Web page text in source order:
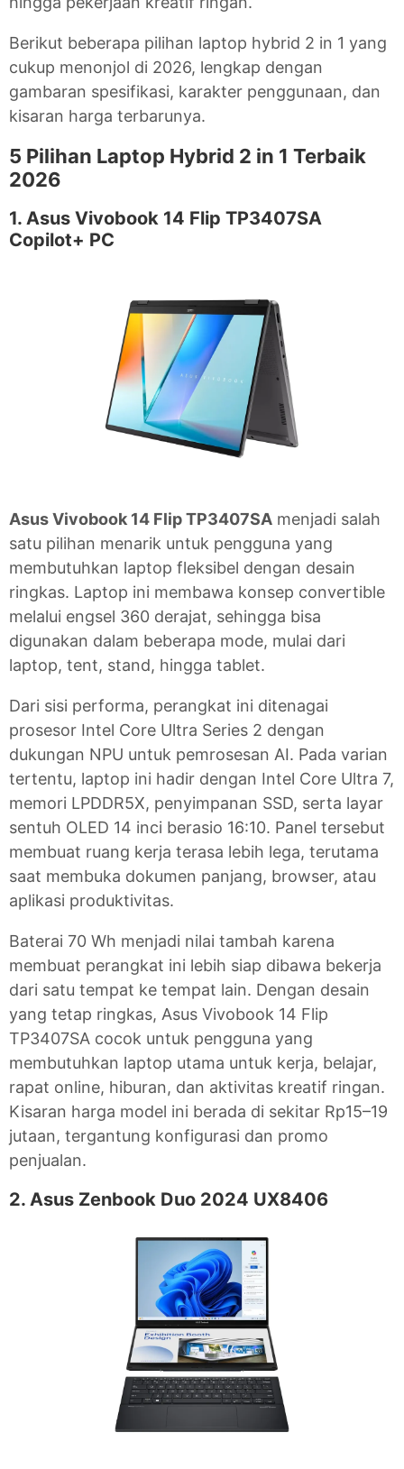
Berikut beberapa pilihan laptop hybrid 2 in 1 yang
cukup menonjol di 2026, lengkap dengan
gambaran spesifikasi, karakter penggunaan, dan
kisaran harga terbarunya.
5 Pilihan Laptop Hybrid 2 in 1 Terbaik
2026
1. Asus Vivobook 14 Flip TP3407SA
Copilot+ PC
Asus Vivobook 14 Flip TP3407SA menjadi salah
satu pilihan menarik untuk pengguna yang
membutuhkan laptop fleksibel dengan desain
ringkas. Laptop ini membawa konsep convertible
melalui engsel 360 derajat, sehingga bisa
digunakan dalam beberapa mode, mulai dari
laptop, tent, stand, hingga tablet.
Dari sisi performa, perangkat ini ditenagai
prosesor Intel Core Ultra Series 2 dengan
dukungan NPU untuk pemrosesan AI. Pada varian
tertentu, laptop ini hadir dengan Intel Core Ultra 7,
memori LPDDR5X, penyimpanan SSD, serta layar
sentuh OLED 14 inci berasio 16:10. Panel tersebut
membuat ruang kerja terasa lebih lega, terutama
saat membuka dokumen panjang, browser, atau
aplikasi produktivitas.
Baterai 70 Wh menjadi nilai tambah karena
membuat perangkat ini lebih siap dibawa bekerja
dari satu tempat ke tempat lain. Dengan desain
yang tetap ringkas, Asus Vivobook 14 Flip
TP3407SA cocok untuk pengguna yang
membutuhkan laptop utama untuk kerja, belajar,
rapat online, hiburan, dan aktivitas kreatif ringan.
Kisaran harga model ini berada di sekitar Rp15–19
jutaan, tergantung konfigurasi dan promo
penjualan.
2. Asus Zenbook Duo 2024 UX8406